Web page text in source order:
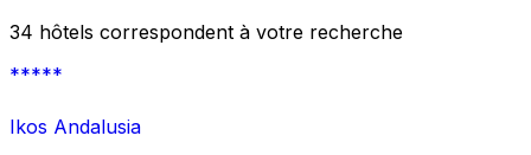
34 hôtels correspondent à votre recherche
*****
Ikos Andalusia